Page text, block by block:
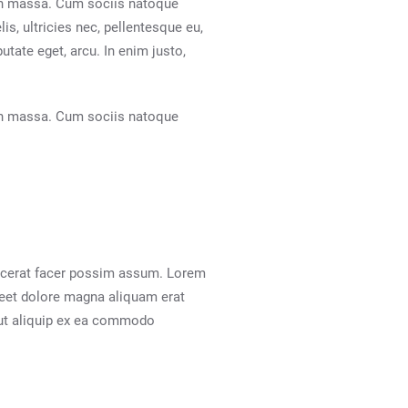
massa. Cum sociis natoque
ultricies nec, pellentesque eu,
eget, arcu. In enim justo,
massa. Cum sociis natoque
facer possim assum. Lorem
dolore magna aliquam erat
aliquip ex ea commodo